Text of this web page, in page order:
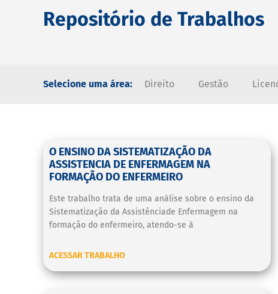
Repositório de Trabalhos
Selecione uma área: Direito Gestão
O ENSINO DA SISTEMATIZAÇÃO DA
ASSISTENCIA DE ENFERMAGEM NA
FORMAÇÃO DO ENFERMEIRO
Este trabalho trata de uma análise sobre o ensino da
Sistematização da Assistênciade Enfermagem na
formação do enfermeiro, atendo-se à
ACESSAR TRABALHO